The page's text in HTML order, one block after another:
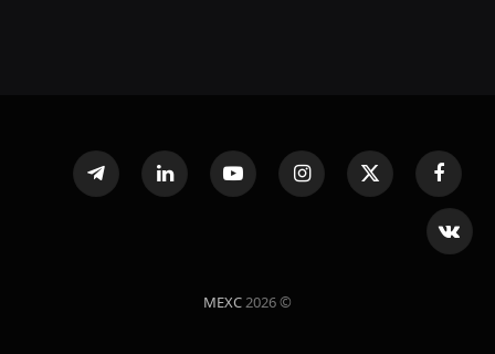
فيسبوك
X
(Twitter)
الانستغرام يوتيوب لينكدإن تيلقرام
VKontakte
© 2026
MEXC